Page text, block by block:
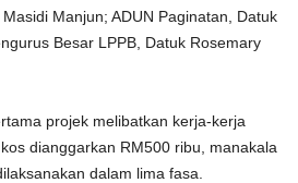
Manjun; ADUN Paginatan, Datuk
Besar LPPB, Datuk Rosemary
projek melibatkan kerja-kerja
dianggarkan RM500 ribu, manakala
dalam lima fasa.